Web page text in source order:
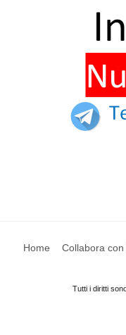
Home Collabora
Tutti i diritti